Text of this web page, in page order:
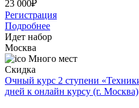
23 000₽
Регистрация
Подробнее
Идет набор
Москва
Много мест
Скидка
Очный курс 2 ступени
дней к онлайн курсу (г. Москва)